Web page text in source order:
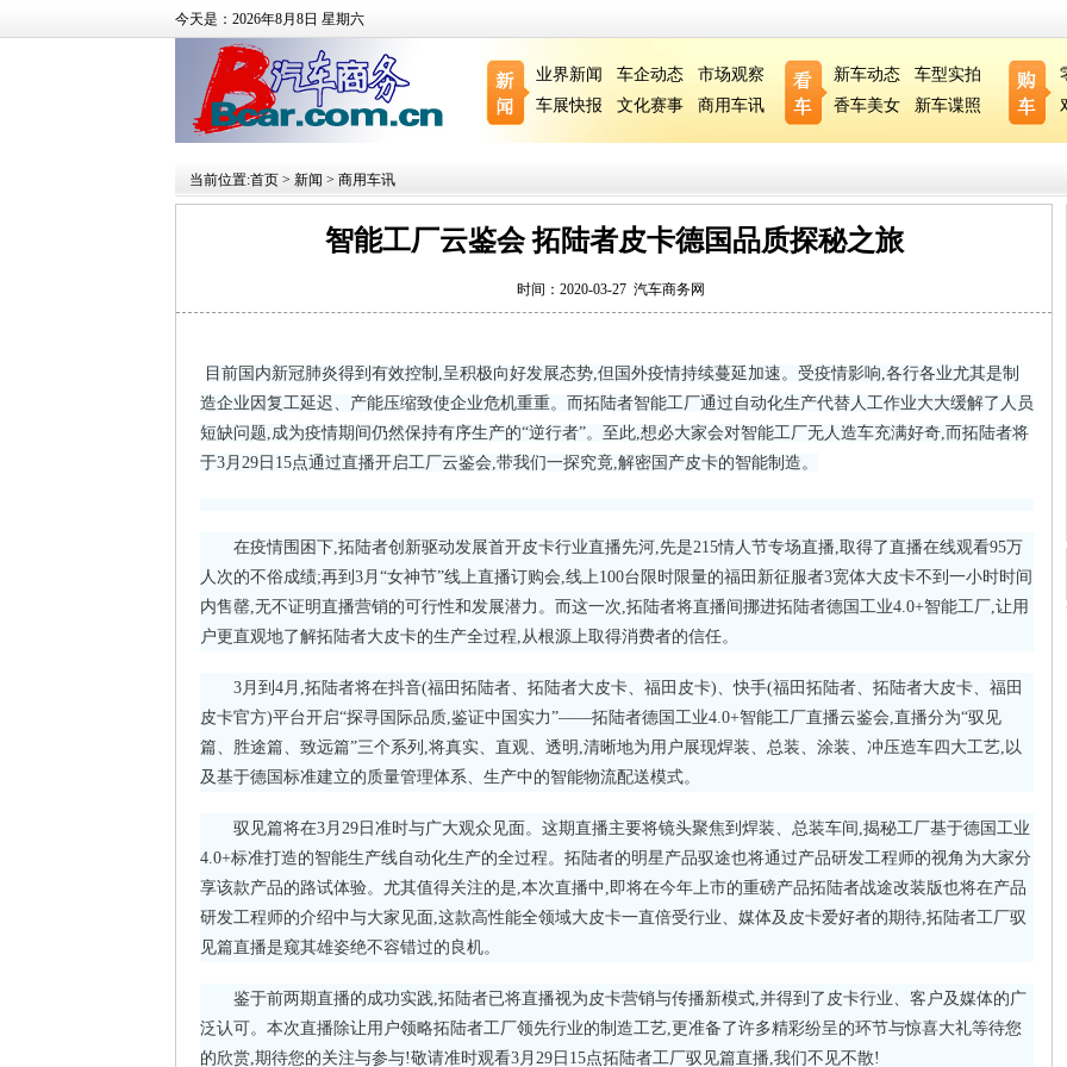
今天是：2026年8月8日 星期六
业界新闻 车企动态
市场观察
车展快报
文化赛事 商用车讯
新车动态
车型实拍
香车美女
新车谍照
当前位置:首页 > 新闻 > 商用车讯
智能工厂云鉴会 拓陆者皮卡德国品质探秘之旅
时间：2020-03-27 汽车商务网
目前国内新冠肺炎得到有效控制,呈积极向好发展态势,但国外疫情持续蔓延加速。受疫情影响,各行各业尤其是制
造企业因复工延迟、产能压缩致使企业危机重重。而拓陆者智能工厂通过自动化生产代替人工作业大大缓解了人员
短缺问题,成为疫情期间仍然保持有序生产的“逆行者”。至此,想必大家会对智能工厂无人造车充满好奇,而拓陆者将
于3月29日15点通过直播开启工厂云鉴会,带我们一探究竟,解密国产皮卡的智能制造。
在疫情围困下,拓陆者创新驱动发展首开皮卡行业直播先河,先是215情人节专场直播,取得了直播在线观看95万
人次的不俗成绩;再到3月“女神节”线上直播订购会,线上100台限时限量的福田新征服者3宽体大皮卡不到一小时时间
内售罄,无不证明直播营销的可行性和发展潜力。而这一次,拓陆者将直播间挪进拓陆者德国工业4.0+智能工厂,让用
户更直观地了解拓陆者大皮卡的生产全过程,从根源上取得消费者的信任。
3月到4月,拓陆者将在抖音(福田拓陆者、拓陆者大皮卡、福田皮卡)、快手(福田拓陆者、拓陆者大皮卡、福田
皮卡官方)平台开启“探寻国际品质,鉴证中国实力”——拓陆者德国工业4.0+智能工厂直播云鉴会,直播分为“驭见
篇、胜途篇、致远篇”三个系列,将真实、直观、透明,清晰地为用户展现焊装、总装、涂装、冲压造车四大工艺,以
及基于德国标准建立的质量管理体系、生产中的智能物流配送模式。
驭见篇将在3月29日准时与广大观众见面。这期直播主要将镜头聚焦到焊装、总装车间,揭秘工厂基于德国工业
4.0+标准打造的智能生产线自动化生产的全过程。拓陆者的明星产品驭途也将通过产品研发工程师的视角为大家分
享该款产品的路试体验。尤其值得关注的是,本次直播中,即将在今年上市的重磅产品拓陆者战途改装版也将在产品
研发工程师的介绍中与大家见面,这款高性能全领域大皮卡一直倍受行业、媒体及皮卡爱好者的期待,拓陆者工厂驭
见篇直播是窥其雄姿绝不容错过的良机。
鉴于前两期直播的成功实践,拓陆者已将直播视为皮卡营销与传播新模式,并得到了皮卡行业、客户及媒体的广
泛认可。本次直播除让用户领略拓陆者工厂领先行业的制造工艺,更准备了许多精彩纷呈的环节与惊喜大礼等待您
的欣赏,期待您的关注与参与!敬请准时观看3月29日15点拓陆者工厂驭见篇直播,我们不见不散!